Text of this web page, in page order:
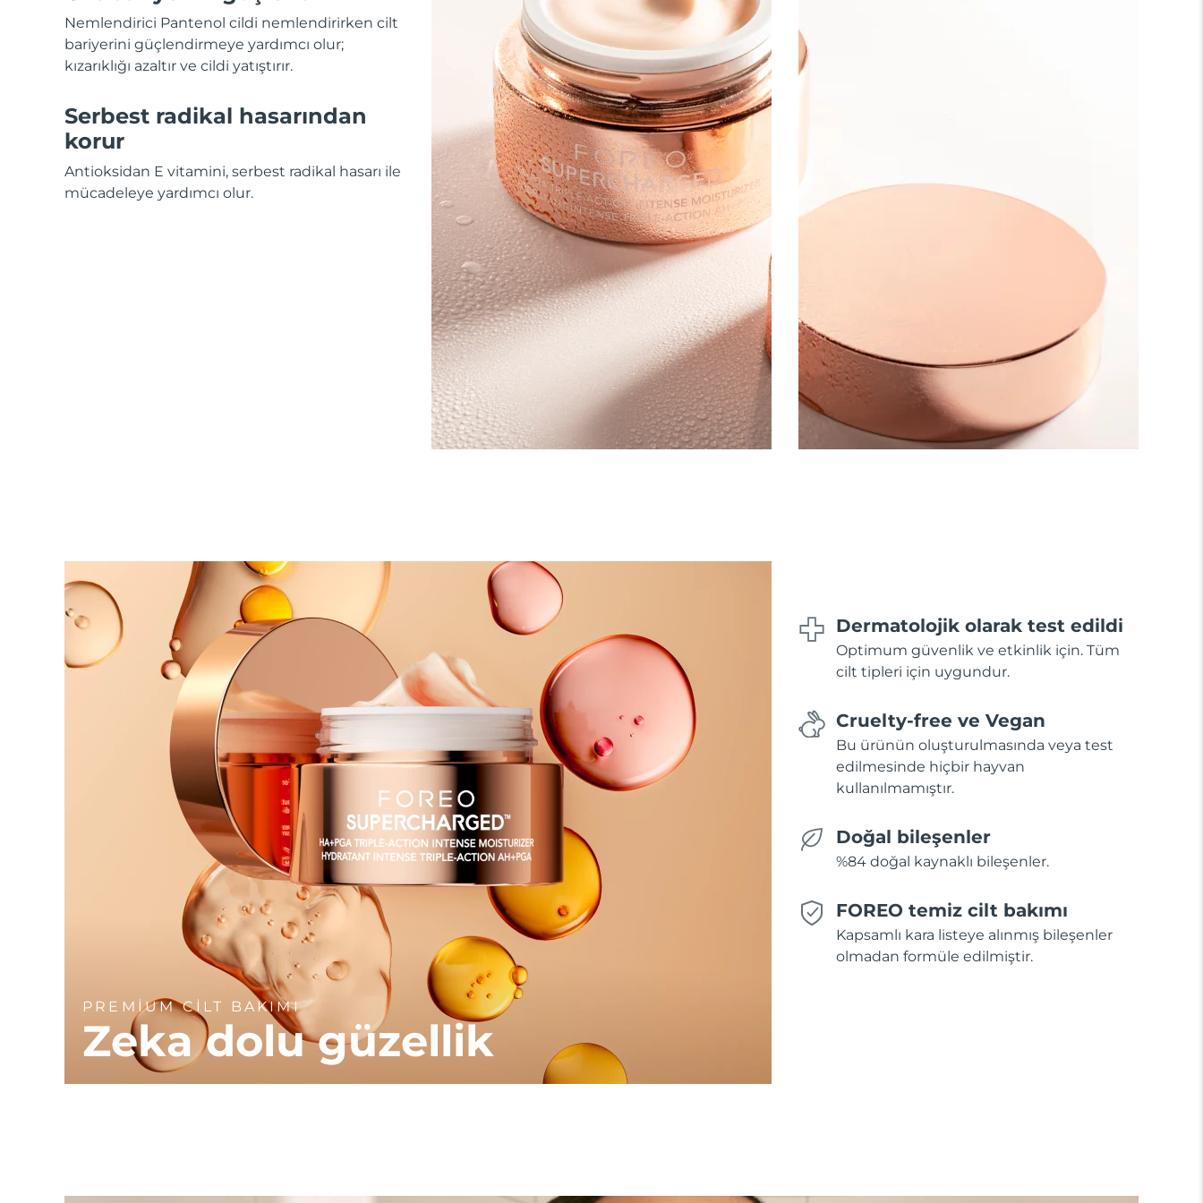
Nemlendirici Pantenol cildi nemlendirirken cilt
bariyerini güçlendirmeye yardımcı olur;
kızarıklığı azaltır ve cildi yatıştırır.
Serbest radikal hasarından
korur
Antioksidan E vitamini, serbest radikal hasarı ile
mücadeleye yardımcı olur.
PREMİUM CİLT BAKIMI
Zeka dolu güzellik
Dermatolojik olarak test edildi
Optimum güvenlik ve etkinlik için. Tüm
cilt tipleri için uygundur.
Cruelty-free ve Vegan
Bu ürünün oluşturulmasında veya test
edilmesinde hiçbir hayvan
kullanılmamıştır.
Doğal bileşenler
%84 doğal kaynaklı bileşenler.
FOREO temiz cilt bakımı
Kapsamlı kara listeye alınmış bileşenler
olmadan formüle edilmiştir.
All acne treatment devices
All revitalizing eye massagers
KIWI™ cilt bakımı
Advanced pore care essentials
Serum
For healthy hair
issa™ Teeth Whitening Gel
18% PAP
Kozmetik ürünleri
Erkekler
Tüm Ürünler